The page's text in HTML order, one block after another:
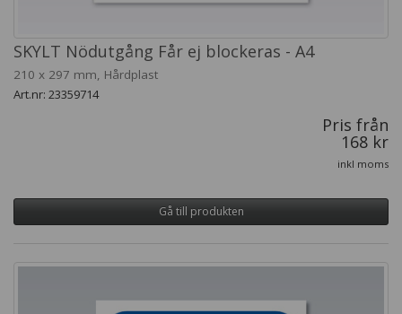
SKYLT Nödutgång Får ej blockeras - A4
210 x 297 mm, Hårdplast
Art.nr: 23359714
Pris från
168 kr
inkl moms
Gå till produkten